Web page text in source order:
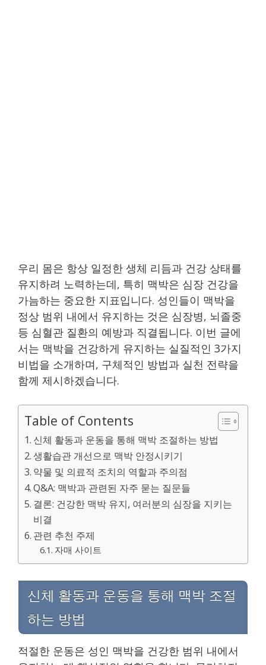
우리 몸은 항상 일정한 생체 리듬과 건강 상태를
유지하려 노력하는데, 특히 맥박은 심장 건강을
가늠하는 중요한 지표입니다. 성인들이 맥박을
정상 범위 내에서 유지하는 것은 심장병, 뇌졸중
등 심혈관 질환의 예방과 직결됩니다. 이번 글에
서는 맥박을 건강하게 유지하는 실질적인 3가지
비법을 소개하며, 구체적인 방법과 실천 전략을
함께 제시하겠습니다.
Table of Contents
신체 활동과 운동을 통해 맥박 조절하는 방법
생활습관 개선으로 맥박 안정시키기
약물 및 의료적 조치의 역할과 주의점
Q&A: 맥박과 관련된 자주 묻는 질문들
결론: 건강한 맥박 유지, 여러분의 심장을 지키는
비결
관련 추천 주제
자매 사이트
신체 활동과 운동을 통해 맥박 조절
하는 방법
적절한 운동은 성인 맥박을 건강한 범위 내에서